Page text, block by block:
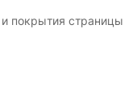
и покрытия страницы